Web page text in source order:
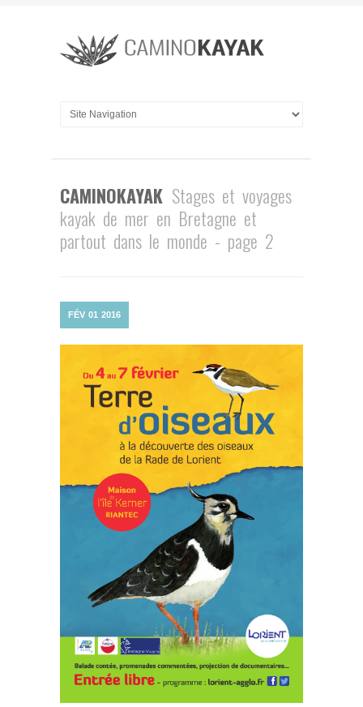
CAMINOKAYAK Stages et voyages
kayak de mer en Bretagne et
partout dans le monde - page 2
FÉV 01 2016